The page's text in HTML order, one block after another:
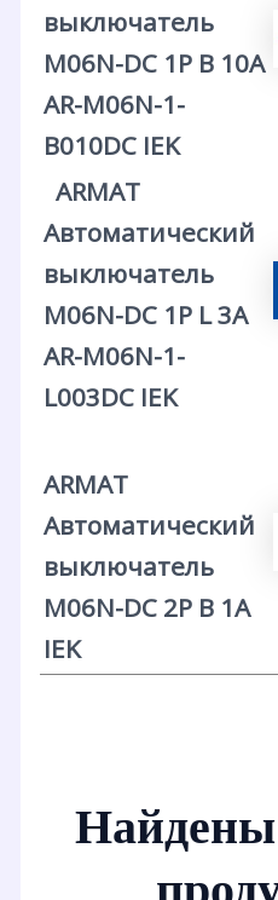
выключатель
M06N-DC 1P B 10А
AR-M06N-1-
B010DC IEK
ARMAT
Автоматический
выключатель
M06N-DC 1P L 3А
AR-M06N-1-
L003DC IEK
ARMAT
Автоматический
выключатель
M06N-DC 2P B 1А
IEK